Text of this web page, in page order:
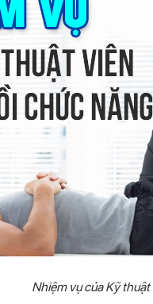
Nhiệm vụ của Kỹ